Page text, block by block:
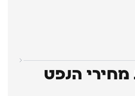
מחירי הנפט